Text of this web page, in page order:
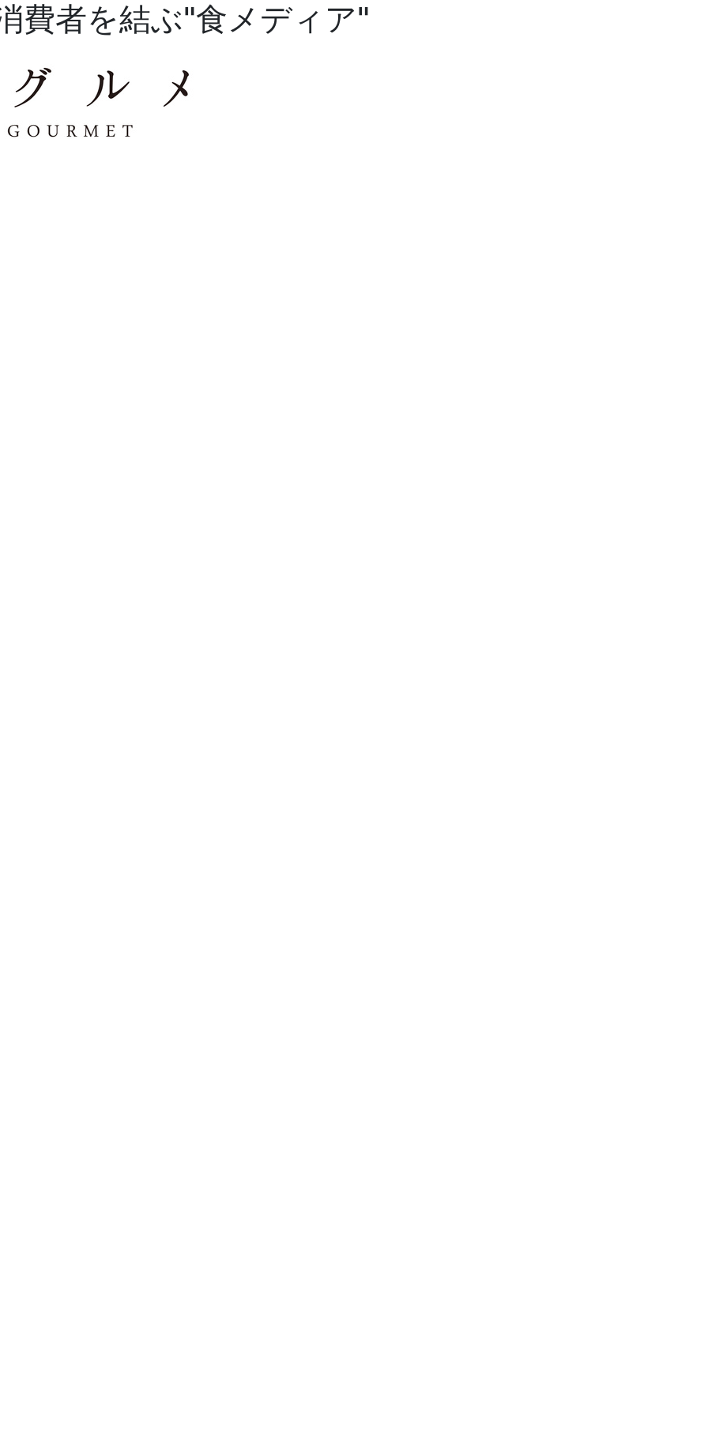
費者を結ぶ"食メディア"